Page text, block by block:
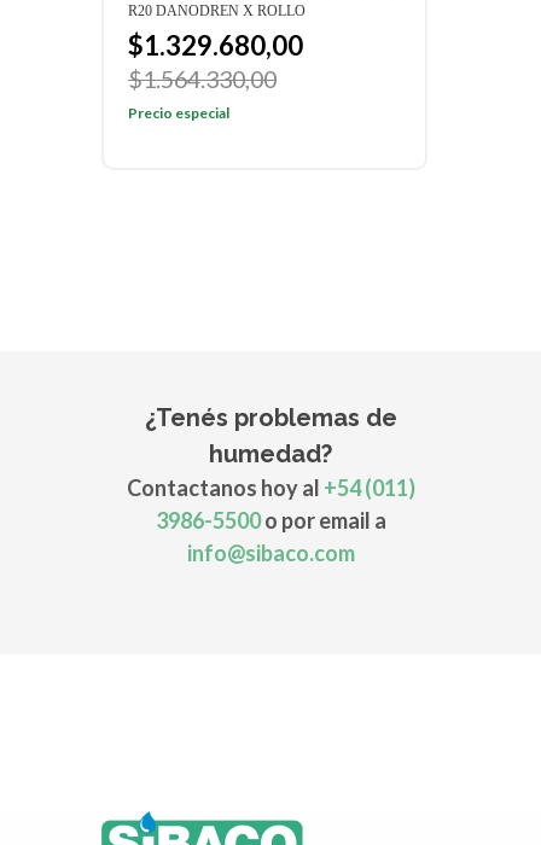
R20 DANODREN X ROLLO
$1.329.680,00
$1.564.330,00
Precio especial
¿Tenés problemas de
humedad?
Contactanos hoy al +54 (011)
3986-5500o por email a
info@sibaco.com